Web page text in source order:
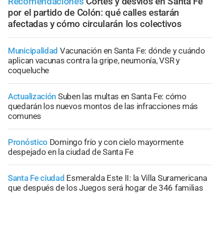
por el partido de Colón: qué calles estarán
afectadas y cómo circularán los colectivos
Municipalidad Vacunación en Santa Fe: dónde y cuándo
aplican vacunas contra la gripe, neumonía, VSR y
coqueluche
Actualización Suben las multas en Santa Fe: cómo
quedarán los nuevos montos de las infracciones más
comunes
Pronóstico Domingo frío y con cielo mayormente
despejado en la ciudad de Santa Fe
Santa Fe ciudad Esmeralda Este II: la Villa Suramericana
que después de los Juegos será hogar de 346 familias